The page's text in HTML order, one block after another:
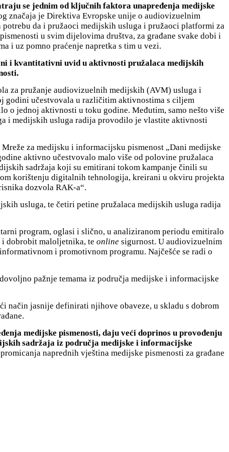
se jednim od ključnih faktora unapređenja medijske
značaja je Direktiva Evropske unije o audiovizuelnim
da i pružaoci medijskih usluga i pružaoci platformi za
u svim dijelovima društva, za građane svake dobi i
i uz pomno praćenje napretka s tim u vezi.
i kvantitativni uvid u aktivnosti pružalaca medijskih
za pružanje audiovizuelnih medijskih (AVM) usluga i
godini učestvovala u različitim aktivnostima s ciljem
o jednoj aktivnosti u toku godine. Međutim, samo nešto više
i medijskih usluga radija provodilo je vlastite aktivnosti
za medijsku i informacijsku pismenost „Dani medijske
aktivno učestvovalo malo više od polovine pružalaca
sadržaja koji su emitirani tokom kampanje činili su
korištenju digitalnih tehnologija, kreirani u okviru projekta
dozvola RAK-a“.
usluga, te četiri petine pružalaca medijskih usluga radija
program, oglasi i slično, u analiziranom periodu emitiralo
dobrobit maloljetnika, te online sigurnost. U audiovizuelnim
i promotivnom programu. Najčešće se radi o
pažnje temama iz područja medijske i informacijske
način jasnije definirati njihove obaveze, u skladu s dobrom
medijske pismenosti, daju veći doprinos u provođenju
sadržaja iz područja medijske i informacijske
naprednih vještina medijske pismenosti za građane